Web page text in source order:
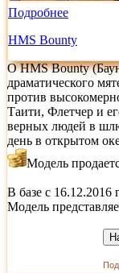
Подробнее
HMS Bounty
О HMS Bounty
драматического
против
Tаити, Флетчер и
верных людей в
день в открытом
Модель
В базе с 16.12.2016
Модель